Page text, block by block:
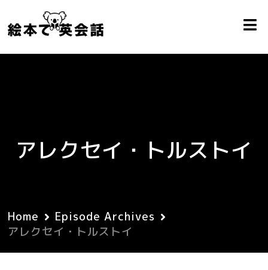
アレクセイ・トルストイ
Home
Episode Archives
アレクセイ・トルストイ